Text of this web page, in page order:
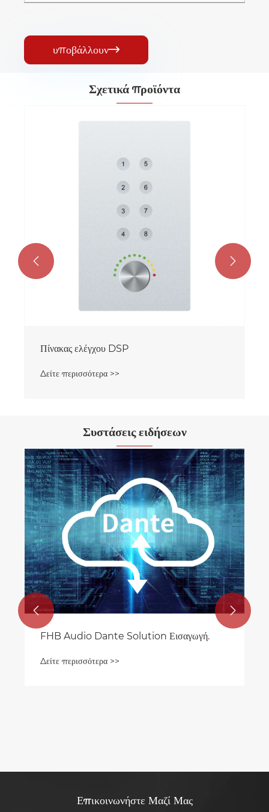
υποβάλλουν
Σχετικά προϊόντα
Πίνακας ελέγχου DSP
Δείτε περισσότερα >>
 
Συστάσεις ειδήσεων
FHB Audio Dante Solution Εισαγωγή.
Δείτε περισσότερα >>
 
Επικοινωνήστε Μαζί Μας